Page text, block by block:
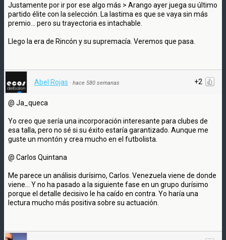
Justamente por ir por ese algo más > Arango ayer juega su último
partido élite con la selección. La lastima es que se vaya sin más
premio... pero su trayectoria es intachable.
Llego la era de Rincón y su supremacía. Veremos que pasa.
+2
Abel Rojas · hace 580 semanas
@ Ja_queca
Yo creo que sería una incorporación interesante para clubes de
esa talla, pero no sé si su éxito estaría garantizado. Aunque me
guste un montón y crea mucho en el futbolista.
@ Carlos Quintana
Me parece un análisis durísimo, Carlos. Venezuela viene de donde
viene... Y no ha pasado a la siguiente fase en un grupo durísimo
porque el detalle decisivo le ha caído en contra. Yo haría una
lectura mucho más positiva sobre su actuación.